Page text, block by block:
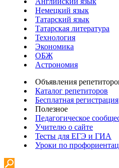
Немецкий язык
Татарский язык
Татарская литература
Технология
Экономика
ОБЖ
Астрономия
Объявления
Каталог репетиторов
Бесплатная регистрация
Полезное
Педагогическое
Учителю о сайте
Тесты для ЕГЭ и ГИА
Уроки по